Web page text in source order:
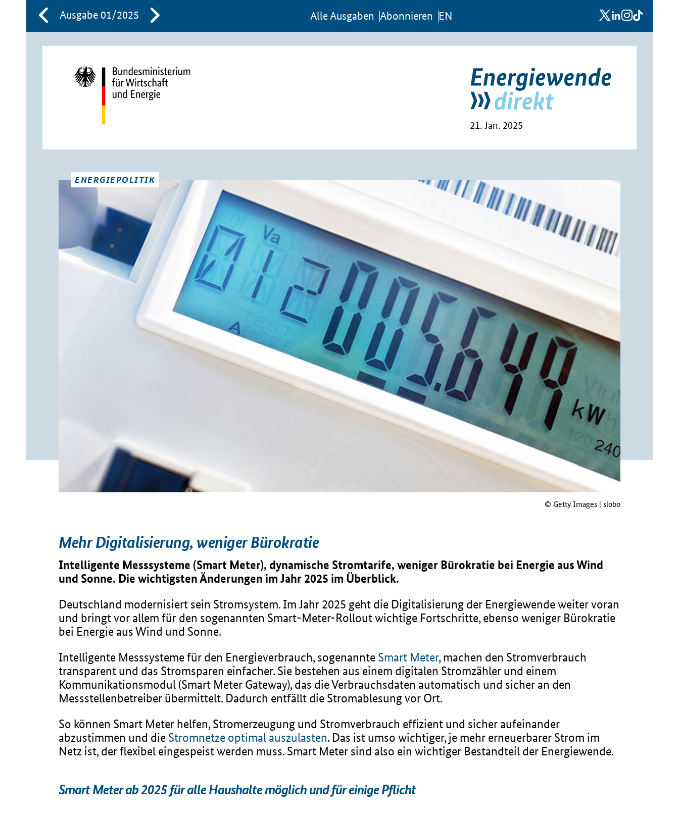
Ausgabe 01/2025 Al­le Aus­ga­ben Abon­nie­ren EN x linkedin
instagram
21. Jan. 2025
ENERGIEPOLITIK
© Getty Images | slobo
Mehr Digitalisierung, weniger Bürokratie
Intelligente Messsysteme (Smart Meter), dynamische Stromtarife, weniger Bürokratie bei Energie aus Wind
und Sonne. Die wichtigsten Änderungen im Jahr 2025 im Überblick.
Deutschland modernisiert sein Stromsystem. Im Jahr 2025 geht die Digitalisierung der Energiewende weiter voran
und bringt vor allem für den sogenannten Smart-Meter-Rollout wichtige Fortschritte, ebenso weniger Bürokratie
bei Energie aus Wind und Sonne.
Intelligente Messsysteme für den Energieverbrauch, sogenannte Smart Meter, machen den Stromverbrauch
transparent und das Stromsparen einfacher. Sie bestehen aus einem digitalen Stromzähler und einem
Kommunikationsmodul (Smart Meter Gateway), das die Verbrauchsdaten automatisch und sicher an den
Messstellenbetreiber übermittelt. Dadurch entfällt die Stromablesung vor Ort.
So können Smart Meter helfen, Stromerzeugung und Stromverbrauch effizient und sicher aufeinander
abzustimmen und die Stromnetze optimal auszulasten. Das ist umso wichtiger, je mehr erneuerbarer Strom im
Netz ist, der flexibel eingespeist werden muss. Smart Meter sind also ein wichtiger Bestandteil der Energiewende.
Smart Meter ab 2025 für alle Haushalte möglich und für einige Pflicht